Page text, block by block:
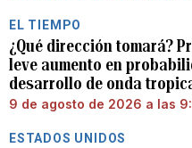
EL TIEMPO
¿Qué dirección tomará?
leve aumento en
desarrollo de onda
9 de agosto de 2026 a las
ESTADOS UNIDOS